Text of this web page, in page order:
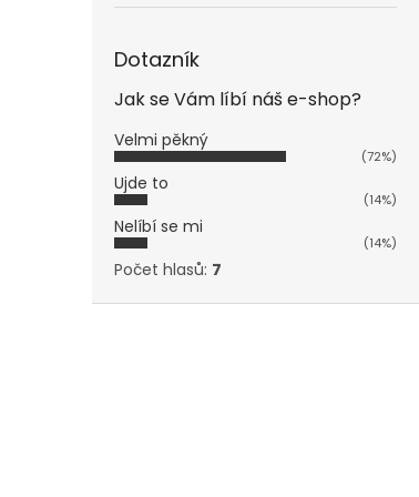
Dotazník
Jak se Vám líbí náš e-shop?
Velmi pěkný
(72%)
Ujde to
(14%)
Nelíbí se mi
(14%)
Počet hlasů: 7